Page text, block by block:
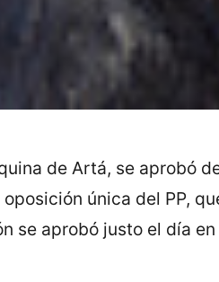
de Artá, se aprobó
única del PP,
se aprobó justo el día